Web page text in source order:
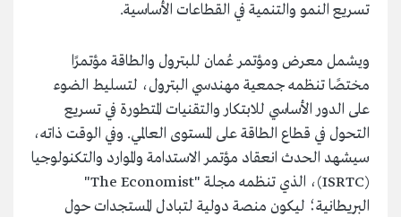
تسريع النمو والتنمية في القطاعات الأساسية.
ويشمل معرض ومؤتمر عُمان للبترول والطاقة مؤتمرًا
مختصًا تنظمه جمعية مهندسي البترول، لتسليط الضوء
على الدور الأساسي للابتكار والتقنيات المتطورة في تسريع
التحول في قطاع الطاقة على المستوى العالمي. وفي الوقت ذاته،
سيشهد الحدث انعقاد مؤتمر الاستدامة والموارد والتكنولوجيا
(ISRTC)، الذي تنظمه مجلة "The Economist"
البريطانية؛ ليكون منصة دولية لتبادل المستجدات حول